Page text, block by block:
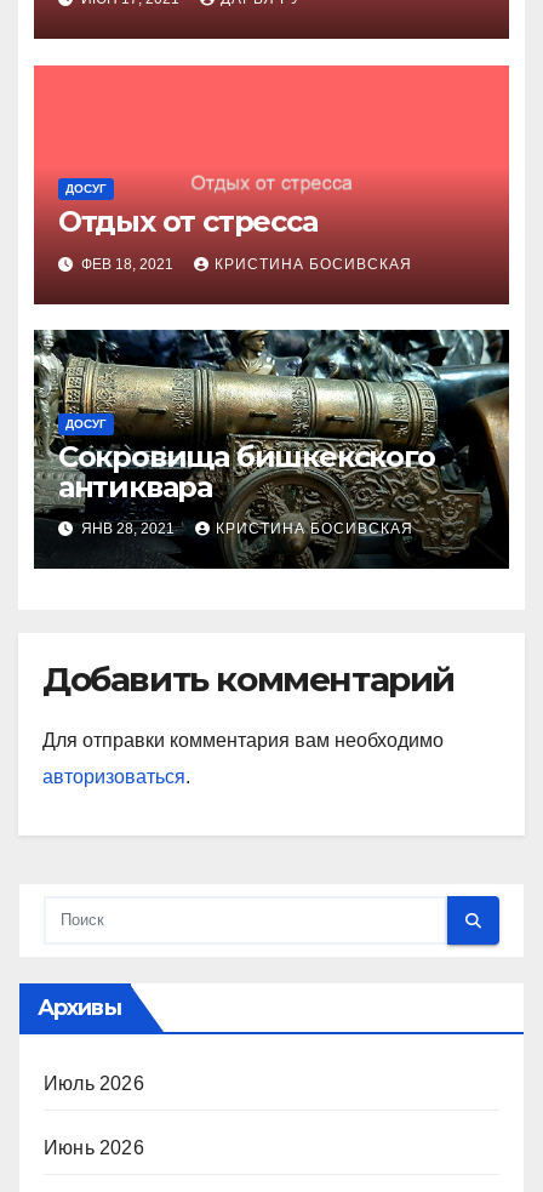
ДОСУГ
Отдых от стресса
ФЕВ 18, 2021 КРИСТИНА БОСИВСКАЯ
ДОСУГ
Сокровища бишкекского
антиквара
ЯНВ 28, 2021 КРИСТИНА БОСИВСКАЯ
Добавить комментарий
Для отправки комментария вам необходимо
авторизоваться.
Архивы
Июль 2026
Июнь 2026